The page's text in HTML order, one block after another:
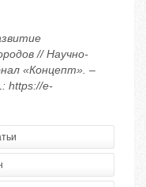
// Научно-
«Концепт». –
https://e-